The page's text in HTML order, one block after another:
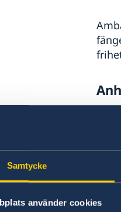
Samtycke
använder cookies
till